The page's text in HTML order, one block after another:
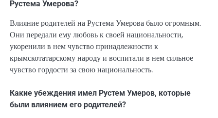
Рустема Умерова?
Влияние родителей на Рустема Умерова было огромным.
Они передали ему любовь к своей национальности,
укоренили в нем чувство принадлежности к
крымскотатарскому народу и воспитали в нем сильное
чувство гордости за свою национальность.
Какие убеждения имел Рустем Умеров, которые
были влиянием его родителей?